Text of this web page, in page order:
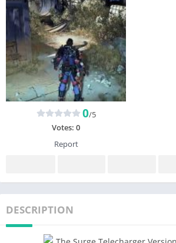
0/5
Votes: 0
Report
DESCRIPTION